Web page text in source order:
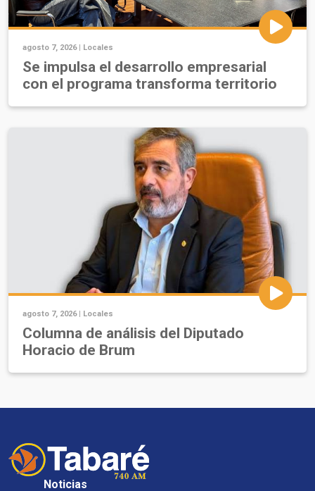
agosto 7, 2026 | Locales
Se impulsa el desarrollo empresarial
con el programa transforma territorio
agosto 7, 2026 | Locales
Columna de análisis del Diputado
Horacio de Brum
Noticias